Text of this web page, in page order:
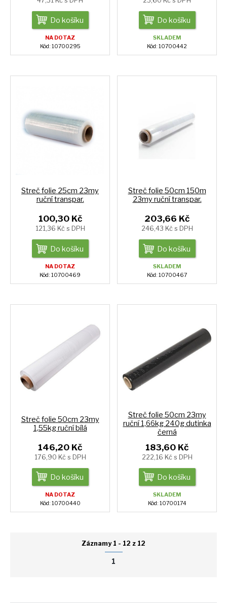
Do košíku
NA DOTAZ
Kód: 10700295
Do košíku
SKLADEM
Kód: 10700442
Streč folie 25cm 23my
ruční transpar.
100,30 Kč
121,36 Kč s DPH
Do košíku
NA DOTAZ
Kód: 10700469
Streč folie 50cm 150m
23my ruční transpar.
203,66 Kč
246,43 Kč s DPH
Do košíku
SKLADEM
Kód: 10700467
Streč folie 50cm 23my
1,55kg ruční bílá
146,20 Kč
176,90 Kč s DPH
Do košíku
NA DOTAZ
Kód: 10700440
Streč folie 50cm 23my
ruční 1,66kg 240g dutinka
černá
183,60 Kč
222,16 Kč s DPH
Do košíku
SKLADEM
Kód: 10700174
Záznamy 1 - 12 z 12
1